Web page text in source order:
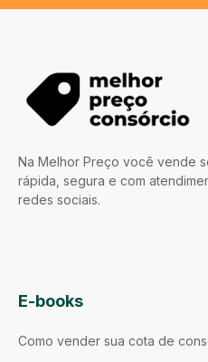
Na Melhor Preço você vende
rápida, segura e com
redes sociais.
E-books
Como vender sua cota de